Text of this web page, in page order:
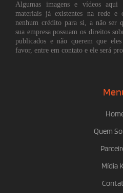
Algumas imagens e vídeos aqui
materiais já existentes na rede
nenhum crédito para si, a não ser
sua empresa possuam os direitos
publicados e não querem que
favor, entre em contato e ele será
Quem
Mídia